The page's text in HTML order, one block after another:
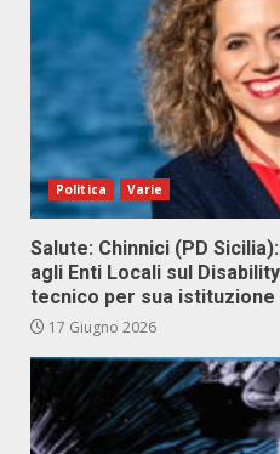
Politica Varie
Salute: Chinnici (PD
agli Enti Locali sul
tecnico per sua istituzione
17 Giugno 2026